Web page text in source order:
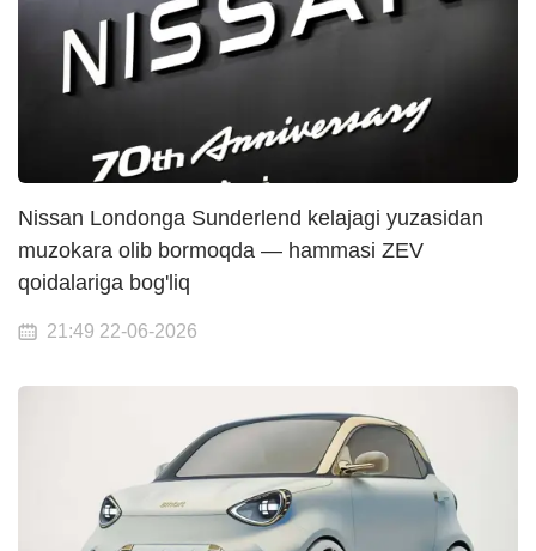
Nissan Londonga Sunderlend kelajagi yuzasidan
muzokara olib bormoqda — hammasi ZEV
qoidalariga bog'liq
21:49 22-06-2026